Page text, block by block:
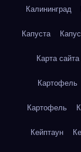
Калининград
Капуста
Карта сайта
Картофель
Картофель
Кейптаун